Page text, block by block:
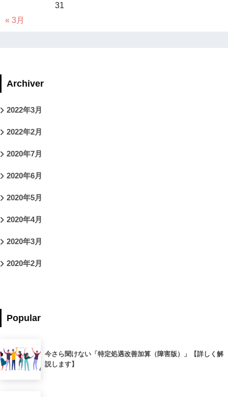
31
« 3月
Archiver
2022年3月
2022年2月
2020年7月
2020年6月
2020年5月
2020年4月
2020年3月
2020年2月
Popular
今さら聞けない「特定処遇改善加算（障害版）」【詳しく解
説します】